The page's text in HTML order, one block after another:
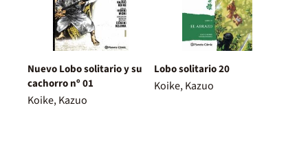
Nuevo Lobo solitario y su
cachorro nº 01
Koike, Kazuo
Lobo solitario 20
Koike, Kazuo